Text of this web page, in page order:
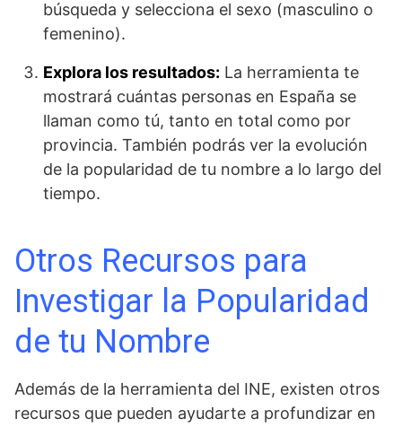
búsqueda y selecciona el sexo (masculino o
femenino).
Explora los resultados: La herramienta te
mostrará cuántas personas en España se
llaman como tú, tanto en total como por
provincia. También podrás ver la evolución
de la popularidad de tu nombre a lo largo del
tiempo.
Otros Recursos para
Investigar la Popularidad
de tu Nombre
Además de la herramienta del INE, existen otros
recursos que pueden ayudarte a profundizar en